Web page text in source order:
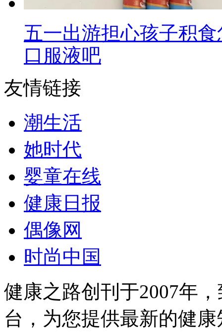
五一出游担心孩子积
口服液吧
友情链接
潮生活
她时代
婴童在线
健康日报
偶像网
时尚中国
健康之路创刊于2007年
台，为您提供最新的健康